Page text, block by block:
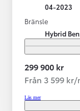
04-2023
Bränsle
Hybrid
299 900 kr
Från 3 599
Läs mer